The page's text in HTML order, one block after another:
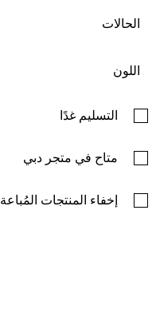
الحالات
اللون
التسليم غدًا
متاح في متجر دبي
إخفاء المنتجات المُباعة